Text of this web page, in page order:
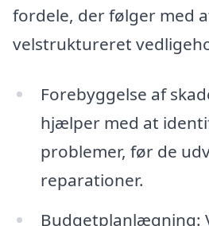
fordele, der følger med
velstruktureret
Forebyggelse af
hjælper med at
problemer, før de
reparationer.
Budgetplanlægning: